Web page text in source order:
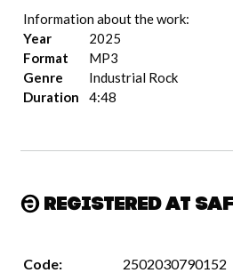
Information about the work:
Year
2025
Format
MP3
Genre
Industrial Rock
Duration
4:48
Registered at
Code:
2502030790152